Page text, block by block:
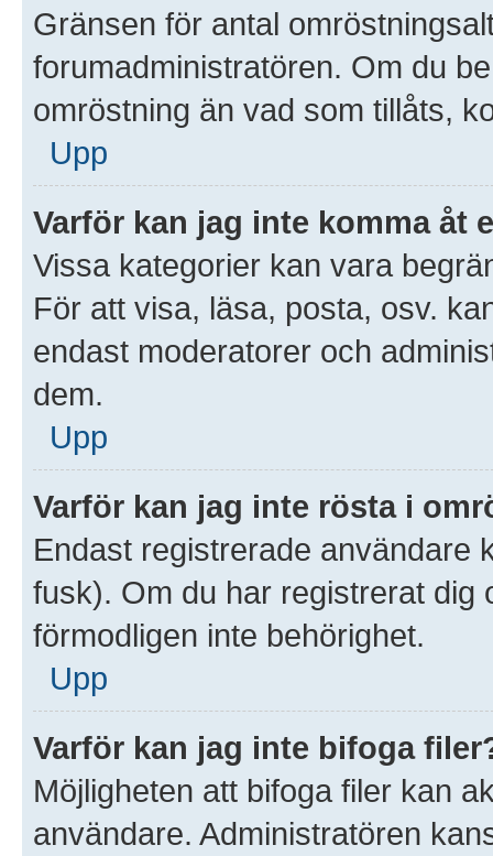
Gränsen för antal
forumadministratören. Om du
omröstning än vad som tillåts,
Upp
Varför kan jag inte komma åt
Vissa kategorier kan vara
För att visa, läsa, posta, osv.
endast moderatorer och
dem.
Upp
Varför kan jag inte rösta i
Endast registrerade användare
fusk). Om du har registrerat dig
förmodligen inte behörighet.
Upp
Varför kan jag inte bifoga
Möjligheten att bifoga filer kan
användare. Administratören